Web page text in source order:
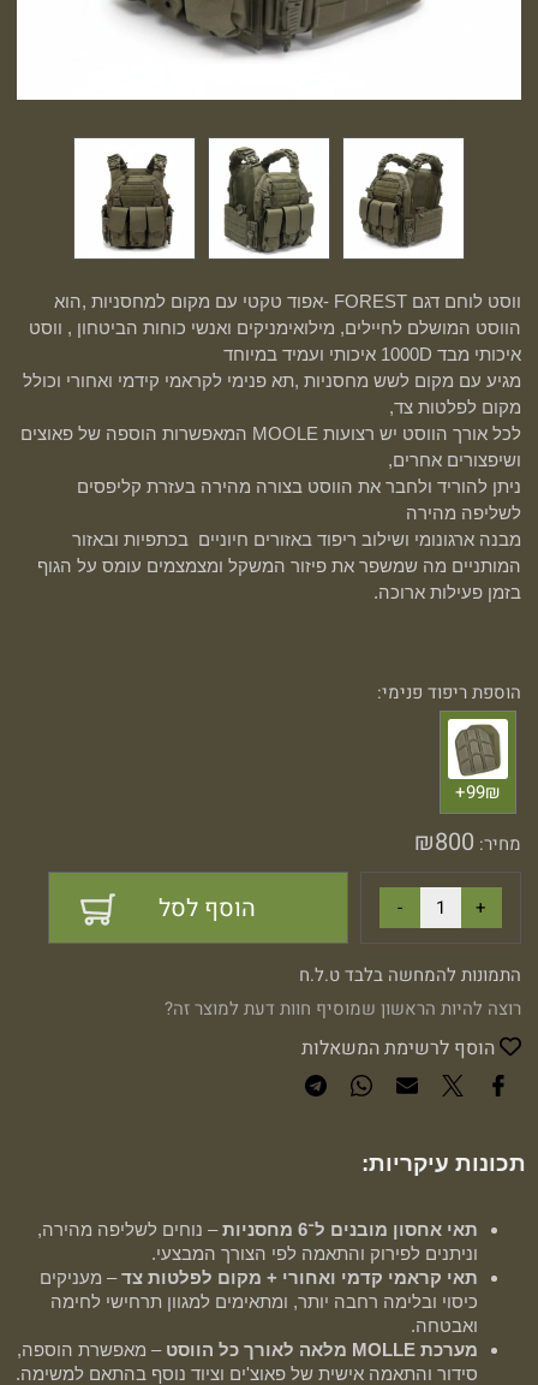
ווסט לוחם דגם FOREST -אפוד טקטי עם מקום למחסניות ,הוא
הווסט המושלם לחיילים, מילואימניקים ואנשי כוחות הביטחון , ווסט
איכותי מבד 1000D איכותי ועמיד במיוחד
מגיע עם מקום לשש מחסניות ,תא פנימי לקראמי קידמי ואחורי וכולל
מקום לפלטות צד,
לכל אורך הווסט יש רצועות MOOLE המאפשרות הוספה של פאוצים
ושיפצורים אחרים,
ניתן להוריד ולחבר את הווסט בצורה מהירה בעזרת קליפסים
לשליפה מהירה
מבנה ארגונומי ושילוב ריפוד באזורים חיוניים בכתפיות ובאזור
המותניים מה שמשפר את פיזור המשקל ומצמצמים עומס על הגוף
בזמן פעילות ארוכה.
הוספת ריפוד פנימי:
99₪+
מחיר:
₪800
הוסף לסל
התמונות להמחשה בלבד ט.ל.ח
רוצה להיות הראשון שמוסיף חוות דעת למוצר זה?
הוסף לרשימת המשאלות
תכונות עיקריות:
תאי אחסון מובנים ל־6 מחסניות
– נוחים לשליפה מהירה,
וניתנים לפירוק והתאמה לפי הצורך המבצעי.
תאי קראמי קדמי ואחורי + מקום לפלטות צד– מעניקים
כיסוי ובלימה רחבה יותר, ומתאימים למגוון תרחישי לחימה
ואבטחה.
מערכת MOLLE מלאה לאורך כל הווסט
– מאפשרת הוספה,
סידור והתאמה אישית של פאוצ'ים וציוד נוסף בהתאם למשימה.